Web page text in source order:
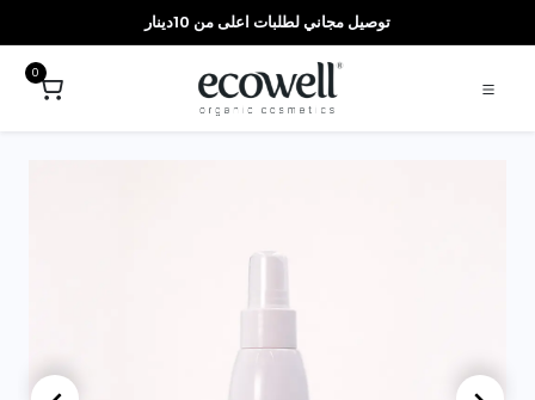
توصيل مجاني لطلبات اعلى من 10دينار
0